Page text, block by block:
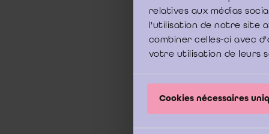
relatives aux médias
l'utilisation de notre site
combiner celles-ci avec
votre utilisation de leurs
Cookies nécessaires
La
été
du